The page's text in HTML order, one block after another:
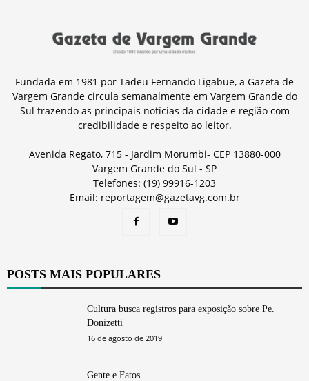
Fundada em 1981 por Tadeu Fernando Ligabue, a Gazeta de
Vargem Grande circula semanalmente em Vargem Grande do
Sul trazendo as principais notícias da cidade e região com
credibilidade e respeito ao leitor.
Avenida Regato, 715 - Jardim Morumbi- CEP 13880-000
Vargem Grande do Sul - SP
Telefones: (19) 99916-1203
Email: reportagem@gazetavg.com.br
POSTS MAIS POPULARES
Cultura busca registros para exposição sobre Pe.
Donizetti
16 de agosto de 2019
Gente e Fatos